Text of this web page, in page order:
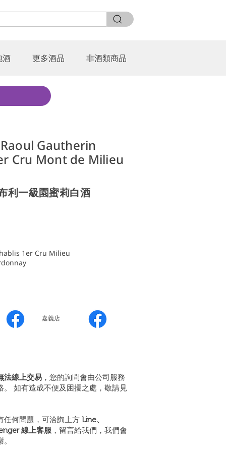
酒 更多酒品 非酒類商品
Gautherin
Cru Mont de Milieu
利一級園蜜莉白酒
1er Cru Milieu
嘉義店
法線上交易 ，您的詢問會由公司服務
。 如有造成不便及困擾之處，敬請見
任何問題，可洽詢上方 Line、
線上客服 ，留言給我們，我們會